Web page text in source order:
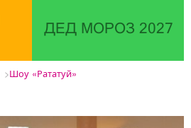
ДЕД МОРОЗ 2027
Шоу «Рататуй»